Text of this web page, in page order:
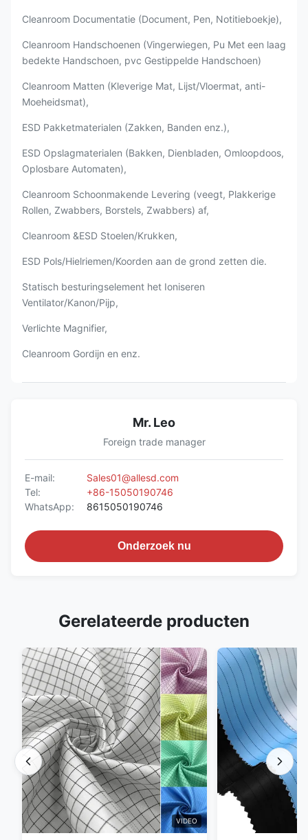
Cleanroom Documentatie (Document, Pen, Notitieboekje),
Cleanroom Handschoenen (Vingerwiegen, Pu Met een laag
bedekte Handschoen, pvc Gestippelde Handschoen)
Cleanroom Matten (Kleverige Mat, Lijst/Vloermat, anti-
Moeheidsmat),
ESD Pakketmaterialen (Zakken, Banden enz.),
ESD Opslagmaterialen (Bakken, Dienbladen, Omloopdoos,
Oplosbare Automaten),
Cleanroom Schoonmakende Levering (veegt, Plakkerige
Rollen, Zwabbers, Borstels, Zwabbers) af,
Cleanroom &ESD Stoelen/Krukken,
ESD Pols/Hielriemen/Koorden aan de grond zetten die.
Statisch besturingselement het Ioniseren
Ventilator/Kanon/Pijp,
Verlichte Magnifier,
Cleanroom Gordijn en enz.
Mr. Leo
Foreign trade manager
E-mail:
Sales01@allesd.com
Tel:
+86-15050190746
WhatsApp:
8615050190746
Onderzoek nu
Gerelateerde producten
VIDEO